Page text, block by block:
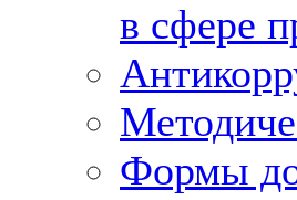
в сфере
Формы